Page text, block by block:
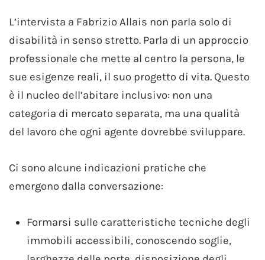
L’intervista a Fabrizio Allais non parla solo di
disabilità in senso stretto. Parla di un approccio
professionale che mette al centro la persona, le
sue esigenze reali, il suo progetto di vita. Questo
è il nucleo dell’abitare inclusivo: non una
categoria di mercato separata, ma una qualità
del lavoro che ogni agente dovrebbe sviluppare.
Ci sono alcune indicazioni pratiche che
emergono dalla conversazione:
Formarsi sulle caratteristiche tecniche degli
immobili accessibili, conoscendo soglie,